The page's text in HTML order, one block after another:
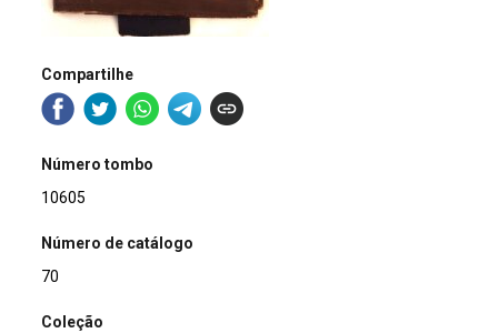
Compartilhe
Número tombo
10605
Número de catálogo
70
Coleção